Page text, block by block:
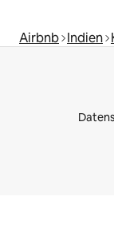
Airbnb Indien